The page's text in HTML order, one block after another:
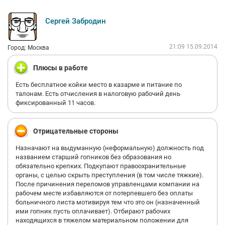
Сергей Забродин
Город: Москва 21:09 15.09.2014
Плюсы в работе
Есть бесплатное койки место в казарме и питание по
талонам. Есть отчисления в налоговую рабочий день
фиксированный 11 часов.
Отрицательные стороны
Назначают на выдуманную (неформальную) должность под
названием старший гопников без образования но
обязательно крепких. Подкупают правоохранительные
органы, с целью скрыть преступления (в том числе тяжкие).
После причинения переломов управленцами компании на
рабочем месте избавляются от потерпевшего без оплаты
больничного листа мотивируя тем что это он (назначенный
ими гопник пусть оплачивает). Отбирают рабочих
находящихся в тяжелом материальном положении для